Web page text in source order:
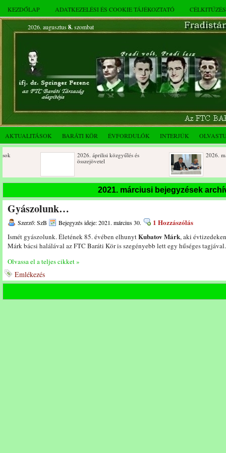
KEZDŐLAP ADATKEZELÉSI ÉS COOKIE TÁJÉKOZTATÓ
2026. augusztus 8.szombat
AKTUALITÁSOK BARÁTI KÖR ÉVFORDULÓK INTERJÚK
2026. áprilisi közgyűlés és
2026. márciusi
Születésnapi koszorúzások
Rendkívüli
novemberi
Az FTC Baráti Kör 2025. októberi
összejövetel
2021. márciusi bejegyzések
Gyászolunk…
Szerző: SzB Bejegyzés ideje: 2021. március 30. 1 Hozzászólás
Ismét gyászolunk. Életének 85. évében elhunytKubatov Márk, aki
Márk bácsi halálával az FTC Baráti Kör is szegényebb lett egy hűséges
Olvassa el a teljes cikket »
Emlékezés